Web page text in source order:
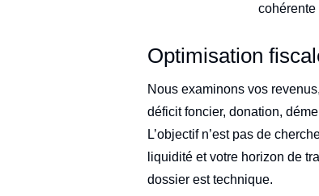
cohérente
Optimisation
Nous examinons vos
déficit foncier, donation,
L’objectif n’est pas de
liquidité et votre horizon de
dossier est technique.